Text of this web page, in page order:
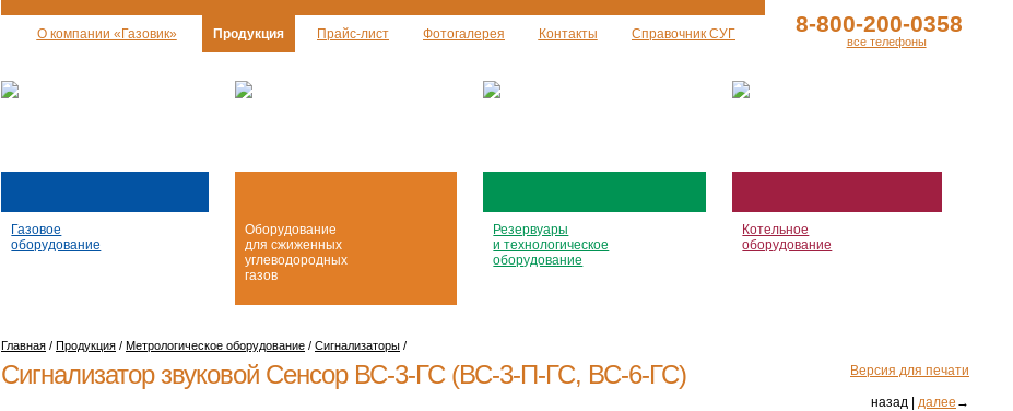
О компании «Газовик» Продукция Прайс-лист Фотогалерея Контакты Справочник СУГ 8-800-200-0358
все телефоны
Газовое
оборудование
Оборудование
для сжиженных
углеводородных
газов
Резервуары
и технологическое
оборудование
Котельное
оборудование
Главная / Продукция / Метрологическое оборудование / Сигнализаторы /
Версия для печати
Сигнализатор звуковой Сенсор ВС-3-ГС (ВС-3-П-ГС, ВС-6-ГС)
назад | далее →